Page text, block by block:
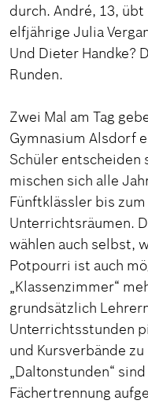
durch. André, 13,
elfjährige Julia
Und Dieter Handke?
Runden.
Zwei Mal am Tag
Gymnasium Alsdorf
Schüler entscheiden
mischen sich alle
Fünftklässler bis
Unterrichtsräumen.
wählen auch selbst,
Potpourri ist auch
„Klassenzimmer“
grundsätzlich
Unterrichtsstunden
und Kursverbände
„Daltonstunden“
Fächertrennung